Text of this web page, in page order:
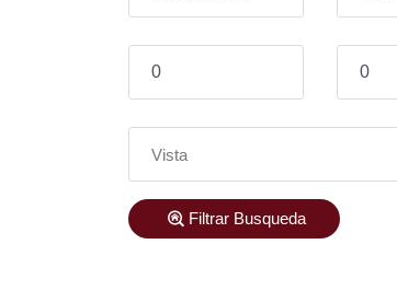
Vista
Filtrar Busqueda